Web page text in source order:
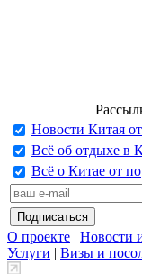
Новости Китая
Всё об отдыхе в
Всё о Китае от
О проекте | Новости
Услуги | Визы и